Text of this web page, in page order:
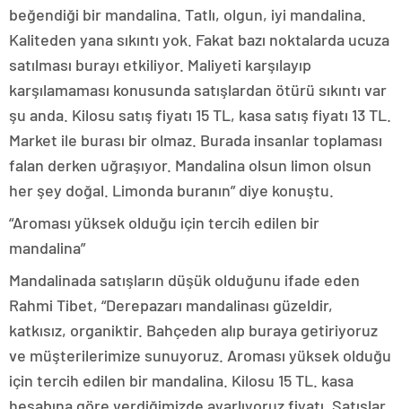
beğendiği bir mandalina. Tatlı, olgun, iyi mandalina.
Kaliteden yana sıkıntı yok. Fakat bazı noktalarda ucuza
satılması burayı etkiliyor. Maliyeti karşılayıp
karşılamaması konusunda satışlardan ötürü sıkıntı var
şu anda. Kilosu satış fiyatı 15 TL, kasa satış fiyatı 13 TL.
Market ile burası bir olmaz. Burada insanlar toplaması
falan derken uğraşıyor. Mandalina olsun limon olsun
her şey doğal. Limonda buranın” diye konuştu.
“Aroması yüksek olduğu için tercih edilen bir
mandalina”
Mandalinada satışların düşük olduğunu ifade eden
Rahmi Tibet, “Derepazarı mandalinası güzeldir,
katkısız, organiktir. Bahçeden alıp buraya getiriyoruz
ve müşterilerimize sunuyoruz. Aroması yüksek olduğu
için tercih edilen bir mandalina. Kilosu 15 TL. kasa